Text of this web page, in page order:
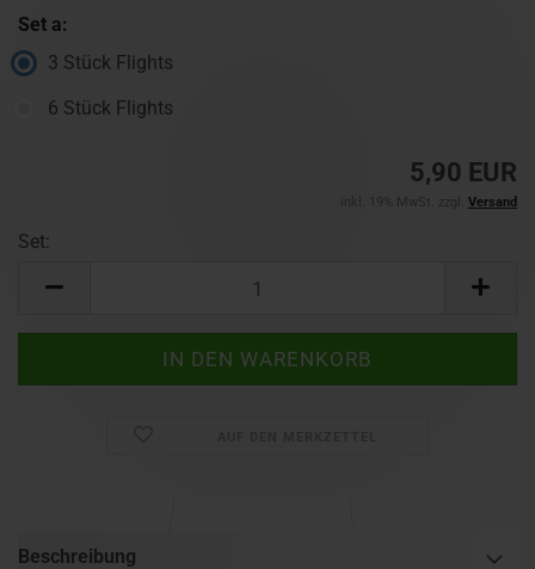
Set a:
3 Stück Flights
6 Stück Flights
5,90 EUR
inkl. 19% MwSt. zzgl. Versand
Set:
Beschreibung